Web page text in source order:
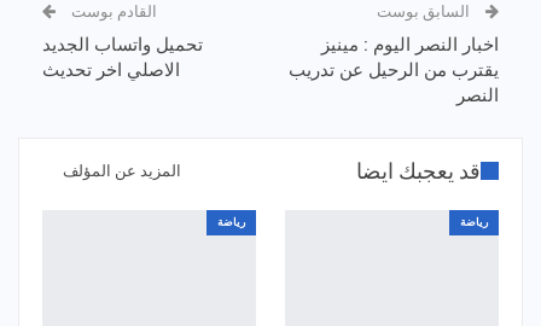
السابق بوست
اخبار النصر اليوم : مينيز
يقترب من الرحيل عن تدريب
النصر
القادم بوست
تحميل واتساب الجديد
الاصلي اخر تحديث
قد يعجبك ايضا المزيد عن المؤلف
رياضة رياضة